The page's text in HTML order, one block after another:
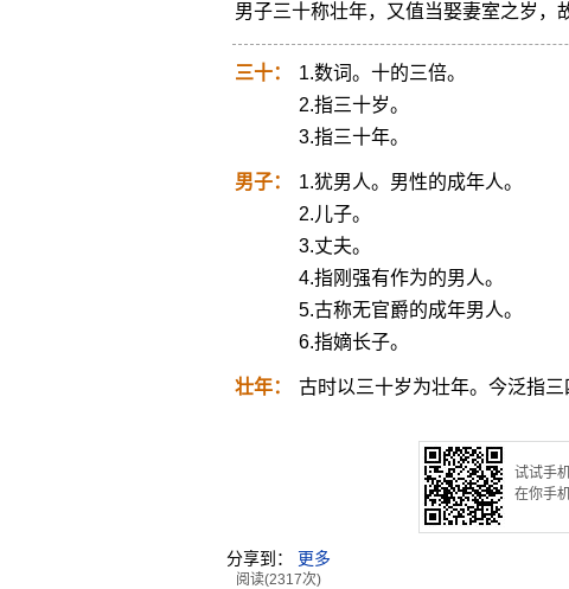
男子三十称壮年，又值当娶妻室之岁，故
三十：
1.数词。十的三倍。
2.指三十岁。
3.指三十年。
男子：
1.犹男人。男性的成年人。
2.儿子。
3.丈夫。
4.指刚强有作为的男人。
5.古称无官爵的成年男人。
6.指嫡长子。
壮年： 古时以三十岁为壮年。今泛指三
试试手
在你手
分享到： 更多
阅读(2317次)